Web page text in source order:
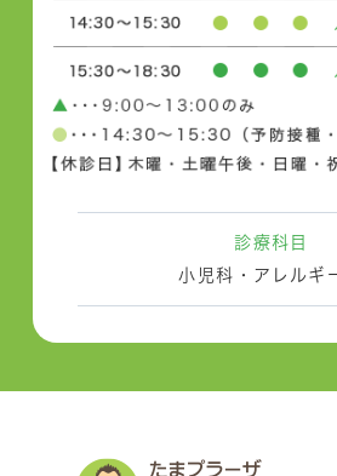
診療科目
小児科・アレルギ